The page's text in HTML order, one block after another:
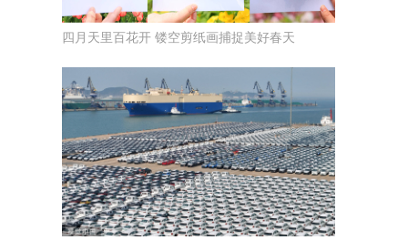
四月天里百花开 镂空剪纸画捕捉美好春天